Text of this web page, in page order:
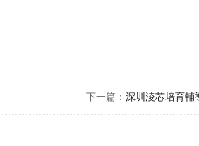
下一篇： 深圳淩芯培育輔